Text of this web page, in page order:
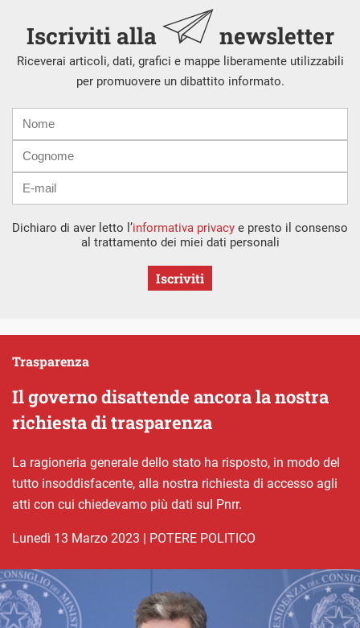
Iscriviti alla newsletter
Riceverai articoli, dati, grafici e mappe liberamente utilizzabili
per promuovere un dibattito informato.
mail
Dichiaro di aver letto l’informativa privacy e presto il consenso
al trattamento dei miei dati personali
Iscriviti
Il governo disattende ancora la nostra
richiesta di trasparenza
Trasparenza
La ragioneria generale dello stato ha risposto, in modo del
tutto insoddisfacente, alla nostra richiesta di accesso agli
atti con cui chiedevamo più dati sul Pnrr.
lunedì 13 Marzo 2023 | POTERE POLITICO